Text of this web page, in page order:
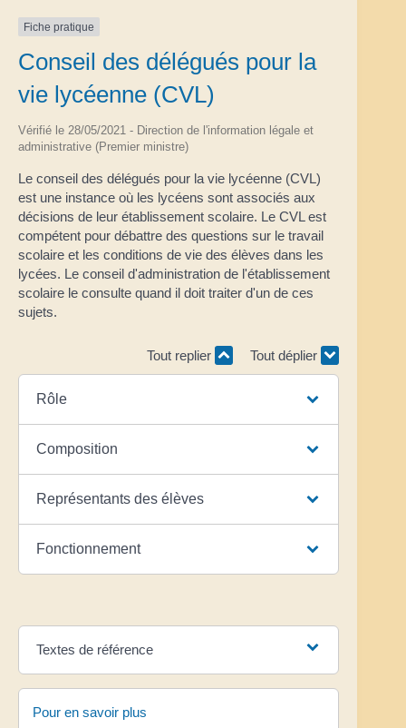
Fiche pratique
Conseil des délégués pour la
vie lycéenne (CVL)
Vérifié le 28/05/2021 - Direction de l'information légale et
administrative (Premier ministre)
Le conseil des délégués pour la vie lycéenne (CVL)
est une instance où les lycéens sont associés aux
décisions de leur établissement scolaire. Le CVL est
compétent pour débattre des questions sur le travail
scolaire et les conditions de vie des élèves dans les
lycées. Le conseil d'administration de l'établissement
scolaire le consulte quand il doit traiter d'un de ces
sujets.
Tout replier Tout déplier
Rôle
Composition
Représentants des élèves
Fonctionnement
Textes de référence
Pour en savoir plus